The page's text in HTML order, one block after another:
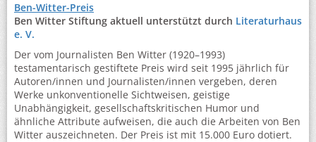
Ben-Witter-Preis
Ben Witter Stiftung aktuell unterstützt durch Literaturhaus
e. V.
Der vom Journalisten Ben Witter (1920–1993)
testamentarisch gestiftete Preis wird seit 1995 jährlich für
Autoren/innen und Journalisten/innen vergeben, deren
Werke unkonventionelle Sichtweisen, geistige
Unabhängigkeit, gesellschaftskritischen Humor und
ähnliche Attribute aufweisen, die auch die Arbeiten von Ben
Witter auszeichneten. Der Preis ist mit 15.000 Euro dotiert.